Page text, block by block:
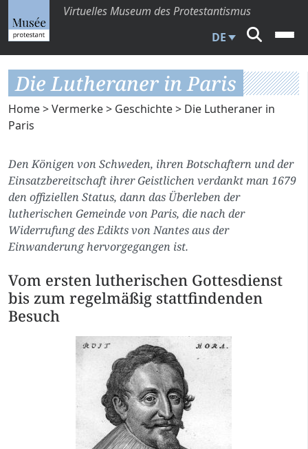
Virtuelles Museum des Protestantismus
DE
Die Lutheraner in Paris
Home>Vermerke> Geschichte> Die Lutheraner in
Paris
Den Königen von Schweden, ihren Botschaftern und der
Einsatzbereitschaft ihrer Geistlichen verdankt man 1679
den offiziellen Status, dann das Überleben der
lutherischen Gemeinde von Paris, die nach der
Widerrufung des Edikts von Nantes aus der
Einwanderung hervorgegangen ist.
Vom ersten lutherischen Gottesdienst
bis zum regelmäßig stattfindenden
Besuch